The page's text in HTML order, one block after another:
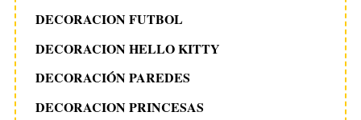
DECORACION FUTBOL
DECORACION HELLO KITTY
DECORACIÓN PAREDES
DECORACION PRINCESAS